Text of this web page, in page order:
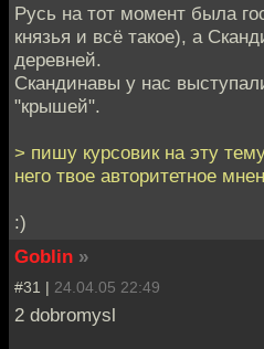
Русь на тот момент была
князья и всё такое), а
деревней.
Скандинавы у нас
"крышей".
> пишу курсовик на эту
него твое авторитетное
:)
Goblin »
#31 | 24.04.05 22:49
2 dobromysl